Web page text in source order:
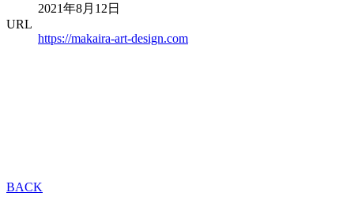
2021年8⽉12⽇
URL
https://makaira-art-design.com
BACK